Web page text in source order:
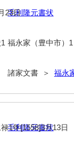
書（横浜市）
書
書
書（防府市）
毛利隆元書状
福永家（豊中市）1
諸家文書 ＞ 福永
23日
毛利隆元書状
1年[1558]3月13日